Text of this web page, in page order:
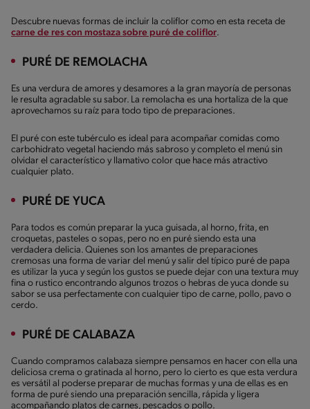
Descubre nuevas formas de incluir la coliflor como en esta receta de
carne de res con mostaza sobre puré de coliflor.
PURÉ DE REMOLACHA
Es una verdura de amores y desamores a la gran mayoría de personas
le resulta agradable su sabor. La remolacha es una hortaliza de la que
aprovechamos su raíz para todo tipo de preparaciones.
El puré con este tubérculo es ideal para acompañar comidas como
carbohidrato vegetal haciendo más sabroso y completo el menú sin
olvidar el característico y llamativo color que hace más atractivo
cualquier plato.
PURÉ DE YUCA
Para todos es común preparar la yuca guisada, al horno, frita, en
croquetas, pasteles o sopas, pero no en puré siendo esta una
verdadera delicia. Quienes son los amantes de preparaciones
cremosas una forma de variar del menú y salir del típico puré de papa
es utilizar la yuca y según los gustos se puede dejar con una textura muy
fina o rustico encontrando algunos trozos o hebras de yuca donde su
sabor se usa perfectamente con cualquier tipo de carne, pollo, pavo o
cerdo.
PURÉ DE CALABAZA
Cuando compramos calabaza siempre pensamos en hacer con ella una
deliciosa crema o gratinada al horno, pero lo cierto es que esta verdura
es versátil al poderse preparar de muchas formas y una de ellas es en
forma de puré siendo una preparación sencilla, rápida y ligera
acompañando platos de carnes, pescados o pollo.